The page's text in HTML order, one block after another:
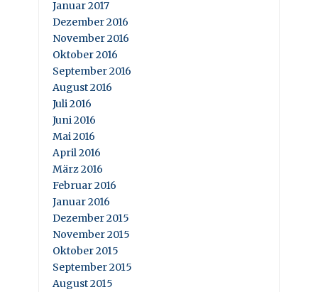
Januar 2017
Dezember 2016
November 2016
Oktober 2016
September 2016
August 2016
Juli 2016
Juni 2016
Mai 2016
April 2016
März 2016
Februar 2016
Januar 2016
Dezember 2015
November 2015
Oktober 2015
September 2015
August 2015